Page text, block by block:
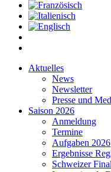
Aktuelles
News
Newsletter
Presse und
Saison 2026
Anmeldung
Termine
Aufgaben 2026
Ergebnisse
Schweizer